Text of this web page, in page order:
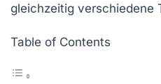
gleichzeitig verschiedene
Table of Contents